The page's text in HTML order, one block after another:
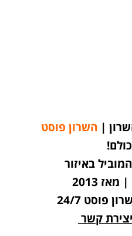
| השרון פוסט
באיזור
2013
פוסט 24/7
קשר